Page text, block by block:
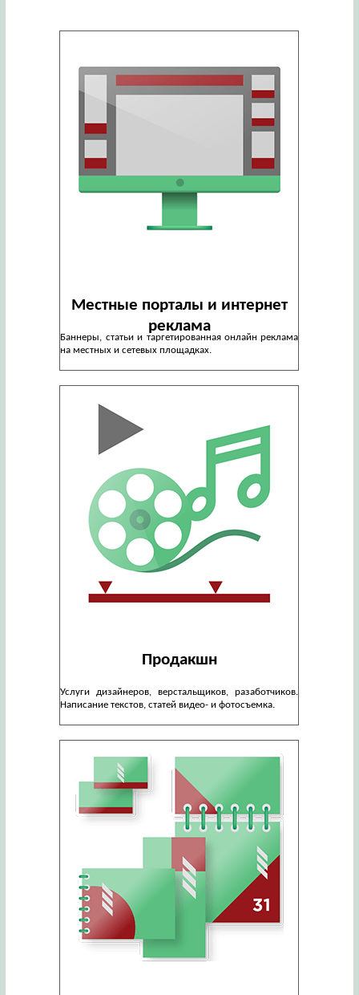
Местные порталы и интернет
реклама
Баннеры, статьи и таргетированная онлайн реклама
на местных и сетевых площадках.
Продакшн
Услуги дизайнеров, верстальщиков, разаботчиков.
Написание текстов, статей видео- и фотосъемка.